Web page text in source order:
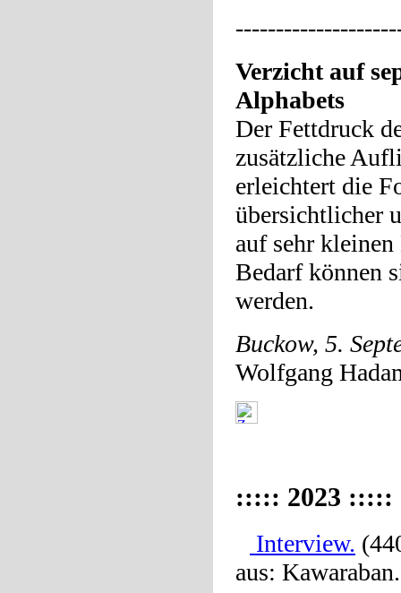
Verzicht auf
Alphabets
Der Fettdruck
zusätzliche
erleichtert die
übersichtlicher
auf sehr
Bedarf können
werden.
Buckow, 5.
Wolfgang
::::: 2023 :::::
Interview.
aus: